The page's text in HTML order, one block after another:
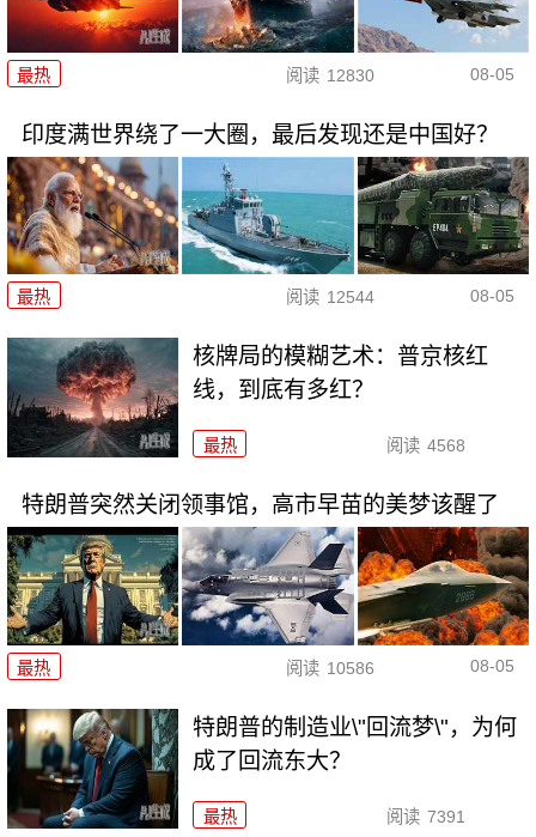
最热 阅读 12830 08-05
印度满世界绕了一大圈，最后发现还是中国好？
最热 阅读 12544 08-05
核牌局的模糊艺术：普京核红
线，到底有多红？
最热 阅读 4568
特朗普突然关闭领事馆，高市早苗的美梦该醒了
最热 阅读 10586 08-05
特朗普的制造业\"回流梦\"，为何
成了回流东大？
最热 阅读 7391